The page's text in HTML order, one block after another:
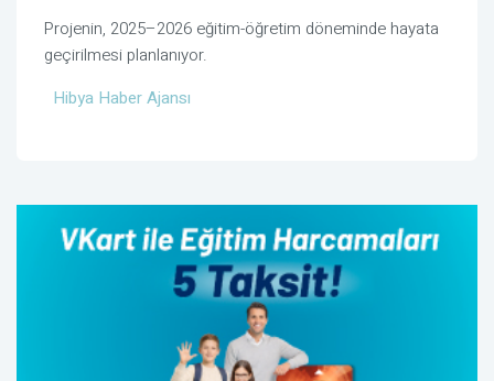
Projenin, 2025–2026 eğitim-öğretim döneminde hayata
geçirilmesi planlanıyor.
Hibya Haber Ajansı